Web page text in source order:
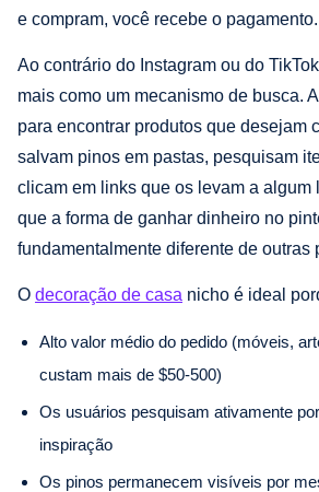
e compram, você recebe o pagamento.
Ao contrário do Instagram ou do
mais como um mecanismo de busca.
para encontrar produtos que desejam
salvam pinos em pastas, pesquisam
clicam em links que os levam a algum
que a forma de ganhar dinheiro no
fundamentalmente diferente de outras
O decoração de casa nicho é ideal
Alto valor médio do pedido (móveis,
custam mais de $50-500)
Os usuários pesquisam ativamente
inspiração
Os pinos permanecem visíveis por